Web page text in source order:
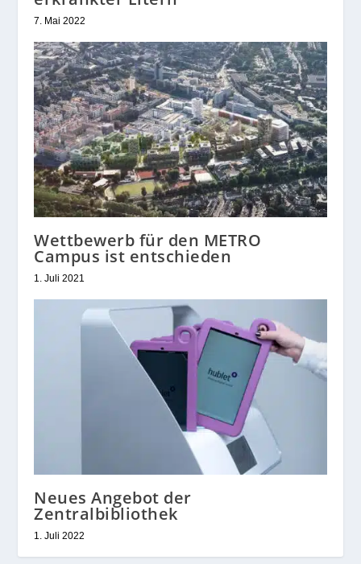
7. Mai 2022
Wettbewerb für den METRO
Campus ist entschieden
1. Juli 2021
Neues Angebot der
Zentralbibliothek
1. Juli 2022